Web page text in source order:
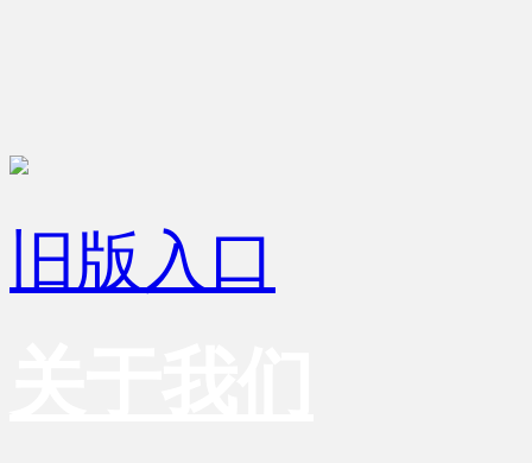
旧版入口